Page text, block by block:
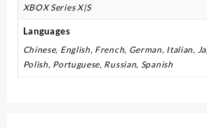
XBOX Series X|S
Languages
Chinese, English, French, German, Italian,
Polish, Portuguese, Russian, Spanish